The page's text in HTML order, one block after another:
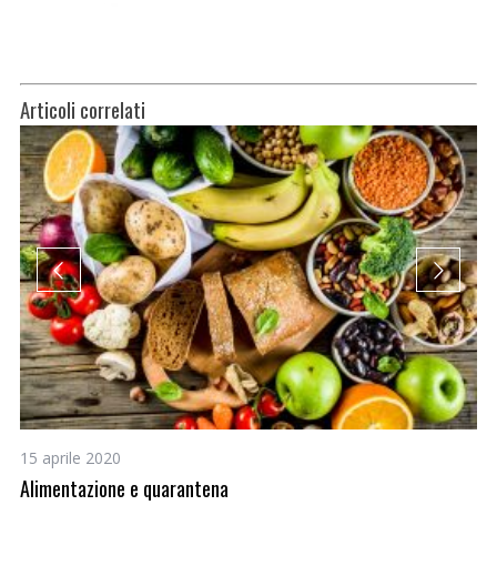
Articoli correlati
15 aprile 2020
Alimentazione e quarantena